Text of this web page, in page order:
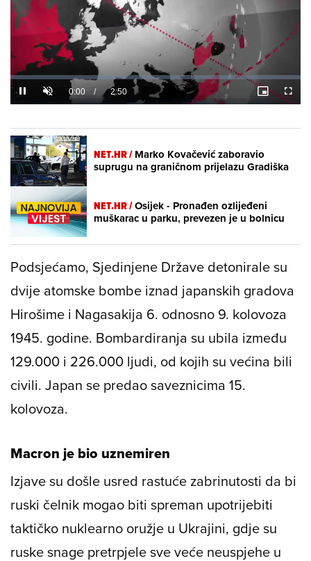
Unmute /
Loaded:
0%
NET.HR /Marko Kovačević zaboravio
suprugu na graničnom prijelazu Gradiška
NET.HR /Osijek - Pronađen ozlijeđeni
muškarac u parku, prevezen je u bolnicu
Podsjećamo, Sjedinjene Države detonirale su
dvije atomske bombe iznad japanskih gradova
Hirošime i Nagasakija 6. odnosno 9. kolovoza
1945. godine. Bombardiranja su ubila između
129.000 i 226.000 ljudi, od kojih su većina bili
civili. Japan se predao saveznicima 15.
kolovoza.
Macron je bio uznemiren
Izjave su došle usred rastuće zabrinutosti da bi
ruski čelnik mogao biti spreman upotrijebiti
taktičko nuklearno oružje u Ukrajini, gdje su
ruske snage pretrpjele sve veće neuspjehe u